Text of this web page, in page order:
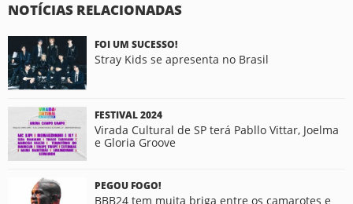
NOTÍCIAS RELACIONADAS
FOI UM SUCESSO!
Stray Kids se apresenta no Brasil
FESTIVAL 2024
Virada Cultural de SP terá Pabllo Vittar, Joelma
e Gloria Groove
PEGOU FOGO!
BBB24 tem muita briga entre os camarotes e